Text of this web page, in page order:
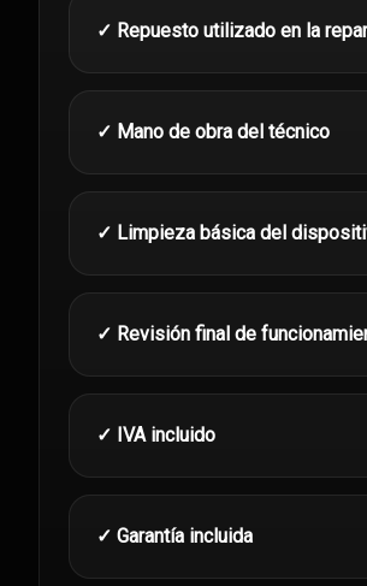
✓ Repuesto utilizado en la
✓ Mano de obra del técnico
✓ Limpieza básica del
✓ Revisión final de
✓ IVA incluido
✓ Garantía incluida